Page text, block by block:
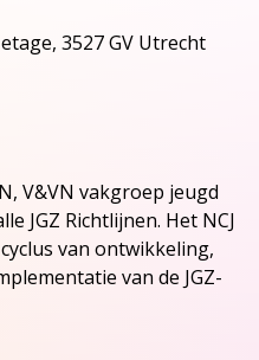
3527 GV Utrecht
V&VN vakgroep jeugd
JGZ Richtlijnen. Het NCJ
van ontwikkeling,
van de JGZ-